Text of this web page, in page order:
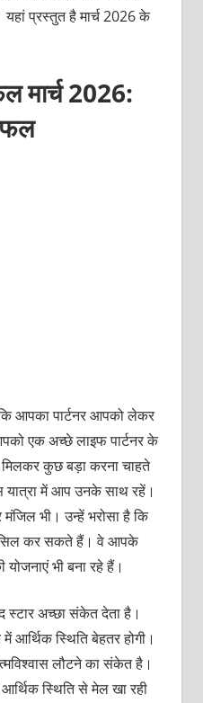
प्रस्तुत है मार्च 2026 के
मार्च 2026:
आपका पार्टनर आपको लेकर
एक अच्छे लाइफ पार्टनर के
कुछ बड़ा करना चाहते
यात्रा में आप उनके साथ रहें।
भी। उन्हें भरोसा है कि
कर सकते हैं। वे आपके
भी बना रहे हैं।
स्टार अच्छा संकेत देता है।
आर्थिक स्थिति बेहतर होगी।
लौटने का संकेत है।
स्थिति से मेल खा रही